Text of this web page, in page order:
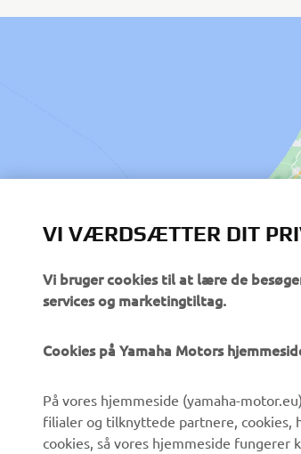
Om os
eBike
VI VÆRDSÆTTER DIT
Vi bruger cookies til at lære de
services og marketingtiltag.
Cookies på Yamaha Motors
På vores hjemmeside (yamaha-
filialer og tilknyttede partnere, cookies,
cookies, så vores hjemmeside